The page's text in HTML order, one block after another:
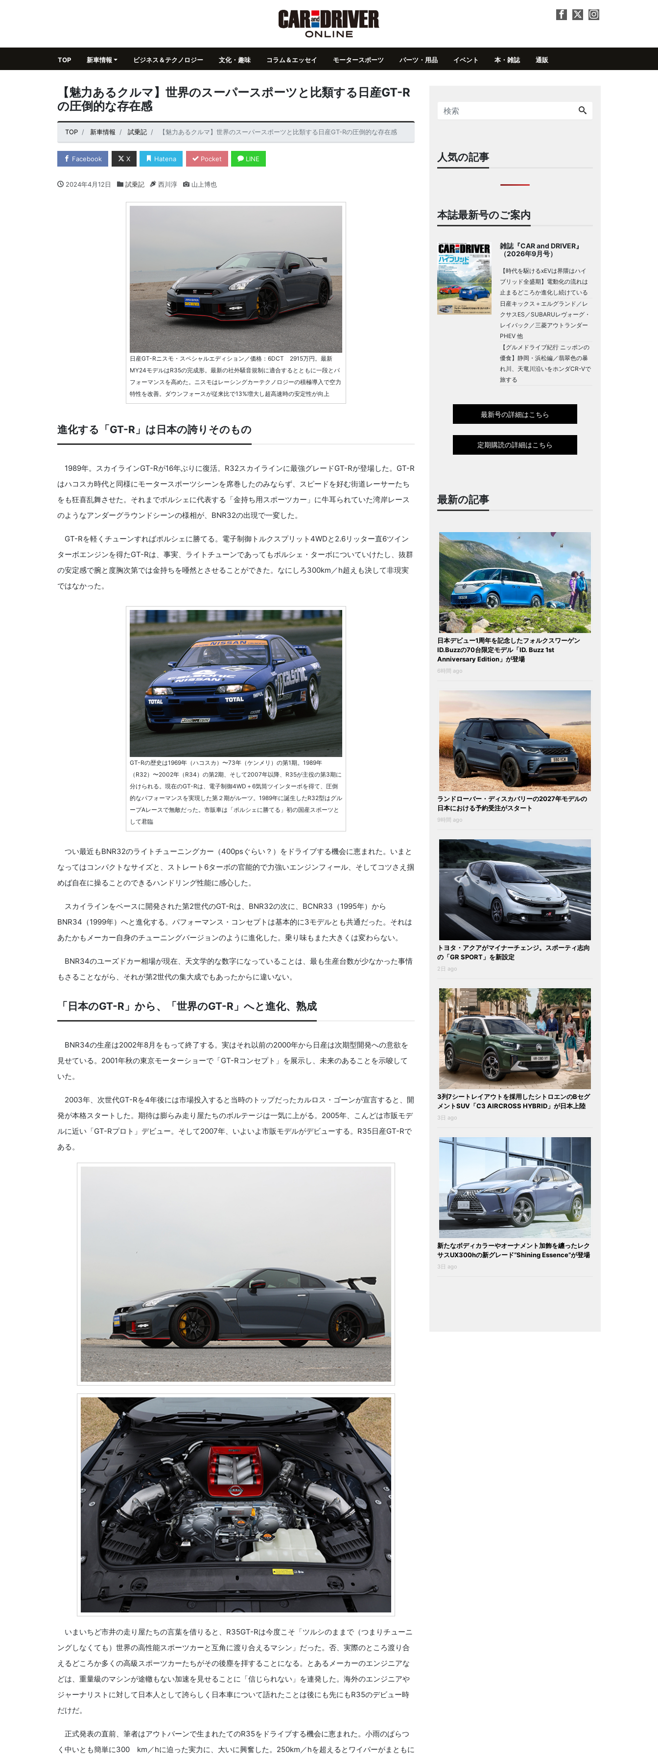
TOP 新車情報 ビジネス＆テクノロジー 文化・趣味 コラム＆エッセイ モータースポーツ パーツ・用品 イベント 本・雑誌 通販
【魅力あるクルマ】世界のスーパースポーツと比類する日産GT-R
の圧倒的な存在感
TOP 新車情報 試乗記 【魅力あるクルマ】世界のスーパースポーツと比類する日産GT-Rの圧倒的な存在感
Facebook X Hatena Pocket LINE
2024年4月12日 試乗記 西川淳 山上博也
日産GT-Rニスモ・スペシャルエディション／価格：6DCT 2915万円。最新
MY24モデルはR35の完成形。最新の社外騒音規制に適合するとともに一段とパ
フォーマンスを高めた。ニスモはレーシングカーテクノロジーの積極導入で空力
特性を改善。ダウンフォースが従来比で13%増大し超高速時の安定性が向上
進化する「GT-R」は日本の誇りそのもの
1989年。スカイラインGT-Rが16年ぶりに復活。R32スカイラインに最強グレードGT-Rが登場した。GT-R
はハコスカ時代と同様にモータースポーツシーンを席巻したのみならず、スピードを好む街道レーサーたち
をも狂喜乱舞させた。それまでポルシェに代表する「金持ち用スポーツカー」に牛耳られていた湾岸レース
のようなアンダーグラウンドシーンの様相が、BNR32の出現で一変した。
GT-Rを軽くチューンすればポルシェに勝てる。電子制御トルクスプリット4WDと2.6リッター直6ツイン
ターボエンジンを得たGT-Rは、事実、ライトチューンであってもポルシェ・ターボについていけたし、抜群
の安定感で腕と度胸次第では金持ちを唖然とさせることができた。なにしろ300km／h超えも決して非現実
ではなかった。
GT-Rの歴史は1969年（ハコスカ）〜73年（ケンメリ）の第1期。1989年
（R32）〜2002年（R34）の第2期、そして2007年以降、R35が主役の第3期に
分けられる。現在のGT-Rは、電子制御4WD＋6気筒ツインターボを得て、圧倒
的なパフォーマンスを実現した第２期がルーツ。1989年に誕生したR32型はグル
ープAレースで無敵だった。市販車は「ポルシェに勝てる」初の国産スポーツと
して君臨
つい最近もBNR32のライトチューニングカー（400psぐらい？）をドライブする機会に恵まれた。いまと
なってはコンパクトなサイズと、ストレート6ターボの官能的で力強いエンジンフィール、そしてコツさえ掴
めば自在に操ることのできるハンドリング性能に感心した。
スカイラインをベースに開発された第2世代のGT-Rは、BNR32の次に、BCNR33（1995年）から
BNR34（1999年）へと進化する。パフォーマンス・コンセプトは基本的に3モデルとも共通だった。それは
あたかもメーカー自身のチューニングバージョンのように進化した。乗り味もまた大きくは変わらない。
BNR34のユーズドカー相場が現在、天文学的な数字になっていることは、最も生産台数が少なかった事情
もさることながら、それが第2世代の集大成でもあったからに違いない。
「日本のGT-R」から、「世界のGT-R」へと進化、熟成
BNR34の生産は2002年8月をもって終了する。実はそれ以前の2000年から日産は次期型開発への意欲を
見せている。2001年秋の東京モーターショーで「GT-Rコンセプト」を展示し、未来のあることを示唆して
いた。
2003年、次世代GT-Rを4年後には市場投入すると当時のトップだったカルロス・ゴーンが宣言すると、開
発が本格スタートした。期待は膨らみ走り屋たちのボルテージは一気に上がる。2005年、こんどは市販モデ
ルに近い「GT-Rプロト」デビュー。そして2007年、いよいよ市販モデルがデビューする。R35日産GT-Rで
ある。
いまいちど市井の走り屋たちの言葉を借りると、R35GT-Rは今度こそ「ツルシのままで（つまりチューニ
ングしなくても）世界の高性能スポーツカーと互角に渡り合えるマシン」だった。否、実際のところ渡り合
えるどころか多くの高級スポーツカーたちがその後塵を拝することになる。とあるメーカーのエンジニアな
どは、重量級のマシンが途轍もない加速を見せることに「信じられない」を連発した。海外のエンジニアや
ジャーナリストに対して日本人として誇らしく日本車について語れたことは後にも先にもR35のデビュー時
だけだ。
正式発表の直前、筆者はアウトバーンで生まれたてのR35をドライブする機会に恵まれた。小雨のぱらつ
く中いとも簡単に300 km／hに迫った実力に、大いに興奮した。250km／hを超えるとワイパーがまともに
人気の記事
本誌最新号のご案内
雑誌『CAR and DRIVER』
（2026年9月号）
【時代を駆けるxEVは界隈はハイ
ブリッド全盛期】電動化の流れは
止まるどころか進化し続けている
日産キックス＋エルグランド／レ
クサスES／SUBARUレヴォーグ・
レイバック／三菱アウトランダー
PHEV 他
【グルメドライブ紀行 ニッポンの
優食】静岡・浜松編／翡翠色の暴
れ川、天竜川沿いをホンダCR-Vで
旅する
最新号の詳細はこちら
定期購読の詳細はこちら
最新の記事
日本デビュー1周年を記念したフォルクスワーゲン
ID.Buzzの70台限定モデル「ID. Buzz 1st
Anniversary Edition」が登場
6時間 ago
ランドローバー・ディスカバリーの2027年モデルの
日本における予約受注がスタート
9時間 ago
トヨタ・アクアがマイナーチェンジ。スポーティ志向
の「GR SPORT」を新設定
2日 ago
3列7シートレイアウトを採用したシトロエンのBセグ
メントSUV「C3 AIRCROSS HYBRID」が日本上陸
3日 ago
新たなボディカラーやオーナメント加飾を纏ったレク
サスUX300hの新グレード“Shining Essence”が登場
3日 ago